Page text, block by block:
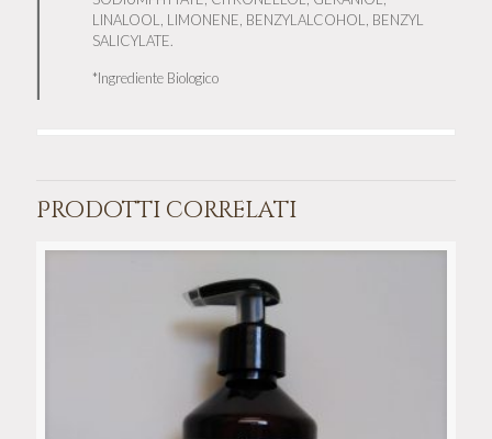
LINALOOL, LIMONENE, BENZYLALCOHOL, BENZYL
SALICYLATE.
*Ingrediente Biologico
Prodotti correlati